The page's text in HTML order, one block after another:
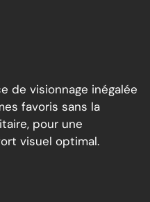
de visionnage inégalée
favoris sans la
pour une
visuel optimal.